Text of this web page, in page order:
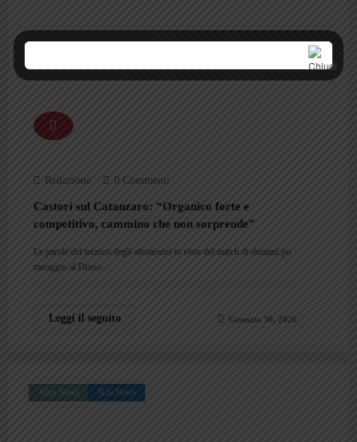
Redazione 0 Commenti
Castori sul Catanzaro: “Organico forte e
competitivo, cammino che non sorprende”
Le parole del tecnico degli altoatesini in vista del match di domani po
meriggio al Druso …
Leggi il seguito Gennaio 30, 2026
Altre News ILG News